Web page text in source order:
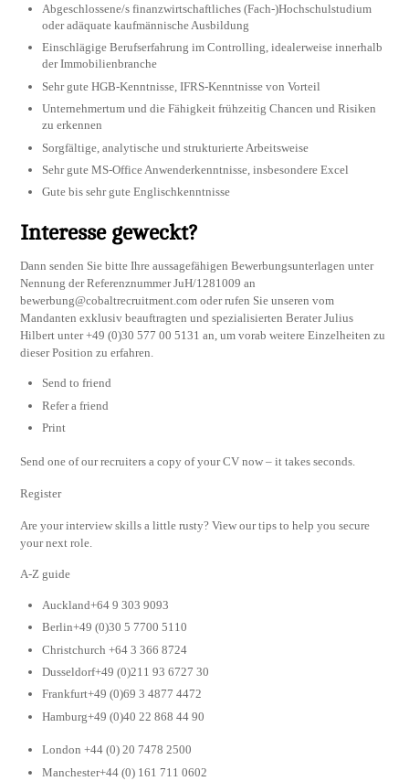
Abgeschlossene/s finanzwirtschaftliches (Fach-)Hochschulstudium
oder adäquate kaufmännische Ausbildung
Einschlägige Berufserfahrung im Controlling, idealerweise innerhalb
der Immobilienbranche
Sehr gute HGB-Kenntnisse, IFRS-Kenntnisse von Vorteil
Unternehmertum und die Fähigkeit frühzeitig Chancen und Risiken
zu erkennen
Sorgfältige, analytische und strukturierte Arbeitsweise
Sehr gute MS-Office Anwenderkenntnisse, insbesondere Excel
Gute bis sehr gute Englischkenntnisse
Interesse geweckt?
Dann senden Sie bitte Ihre aussagefähigen Bewerbungsunterlagen unter
Nennung der Referenznummer JuH/1281009 an
bewerbung@cobaltrecruitment.com oder rufen Sie unseren vom
Mandanten exklusiv beauftragten und spezialisierten Berater Julius
Hilbert unter +49 (0)30 577 00 5131 an, um vorab weitere Einzelheiten zu
dieser Position zu erfahren.
Send to friend
Refer a friend
Print
Send one of our recruiters a copy of your CV now – it takes seconds.
Register
Are your interview skills a little rusty? View our tips to help you secure
your next role.
A-Z guide
Auckland+64 9 303 9093
Berlin+49 (0)30 5 7700 5110
Christchurch +64 3 366 8724
Dusseldorf+49 (0)211 93 6727 30
Frankfurt+49 (0)69 3 4877 4472
Hamburg+49 (0)40 22 868 44 90
London +44 (0) 20 7478 2500
Manchester+44 (0) 161 711 0602